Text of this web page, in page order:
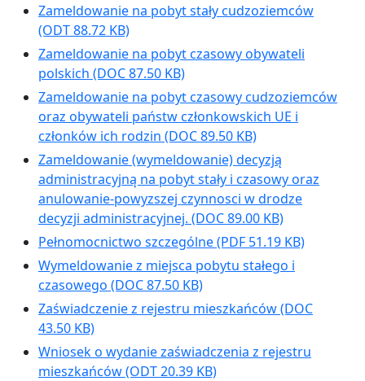
Zameldowanie na pobyt stały cudzoziemców
(ODT 88.72 KB)
Zameldowanie na pobyt czasowy obywateli
polskich (DOC 87.50 KB)
Zameldowanie na pobyt czasowy cudzoziemców
oraz obywateli państw członkowskich UE i
członków ich rodzin (DOC 89.50 KB)
Zameldowanie (wymeldowanie) decyzją
administracyjną na pobyt stały i czasowy oraz
anulowanie-powyzszej czynnosci w drodze
decyzji administracyjnej. (DOC 89.00 KB)
Pełnomocnictwo szczególne(PDF 51.19 KB)
Wymeldowanie z miejsca pobytu stałego i
czasowego (DOC 87.50 KB)
Zaświadczenie z rejestru mieszkańców(DOC
43.50 KB)
Wniosek o wydanie zaświadczenia z rejestru
mieszkańców(ODT 20.39 KB)